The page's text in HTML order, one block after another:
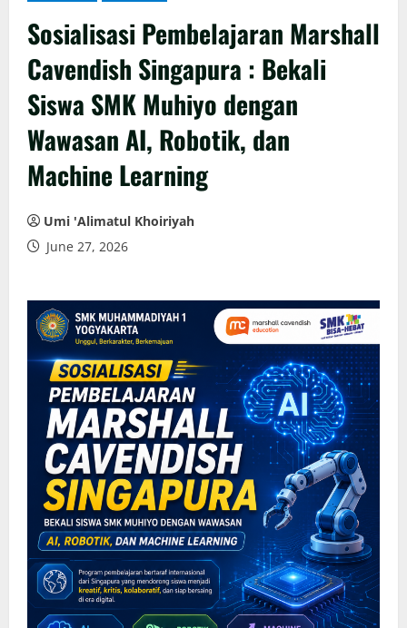
Sosialisasi Pembelajaran Marshall
Cavendish Singapura : Bekali
Siswa SMK Muhiyo dengan
Wawasan AI, Robotik, dan
Machine Learning
Umi 'Alimatul Khoiriyah
June 27, 2026